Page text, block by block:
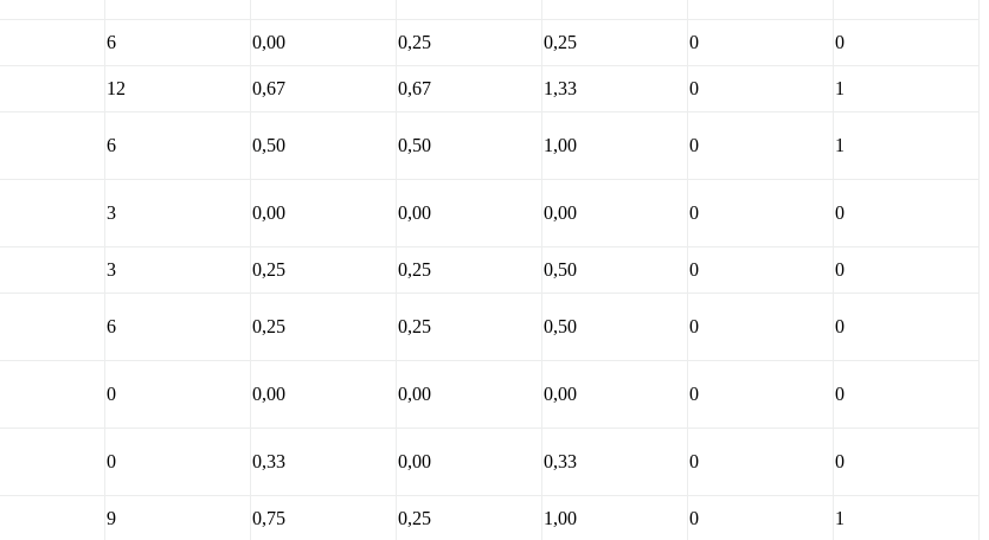
6 0,00 0,25 0,25 0
0
12 0,67 0,67 1,33 0
1
6 0,50 0,50 1,00 0 1
3 0,00 0,00 0,00 0 0
3 0,25 0,25 0,50 0
0
6 0,25 0,25 0,50 0 0
0 0,00 0,00 0,00 0 0
0 0,33 0,00 0,33 0 0
9 0,75 0,25 1,00 0
1